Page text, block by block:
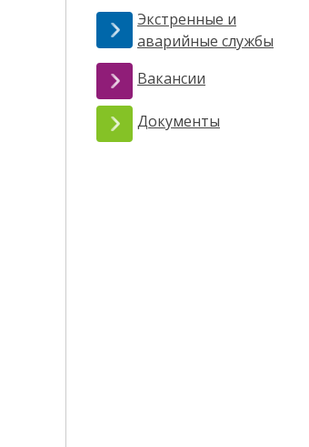
Экстренные и
аварийные службы
Вакансии
Документы